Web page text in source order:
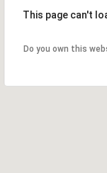
This page can't
Do you own this